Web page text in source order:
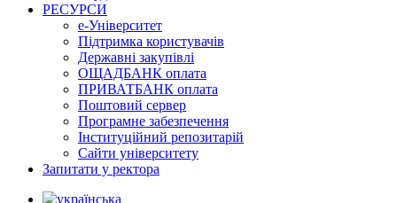
РЕСУРСИ
е-Університет
Підтримка користувачів
Державні закупівлі
ОЩАДБАНК оплата
ПРИВАТБАНК оплата
Поштовий сервер
Програмне забезпечення
Інституційний репозитарій
Сайти університету
Запитати у ректора